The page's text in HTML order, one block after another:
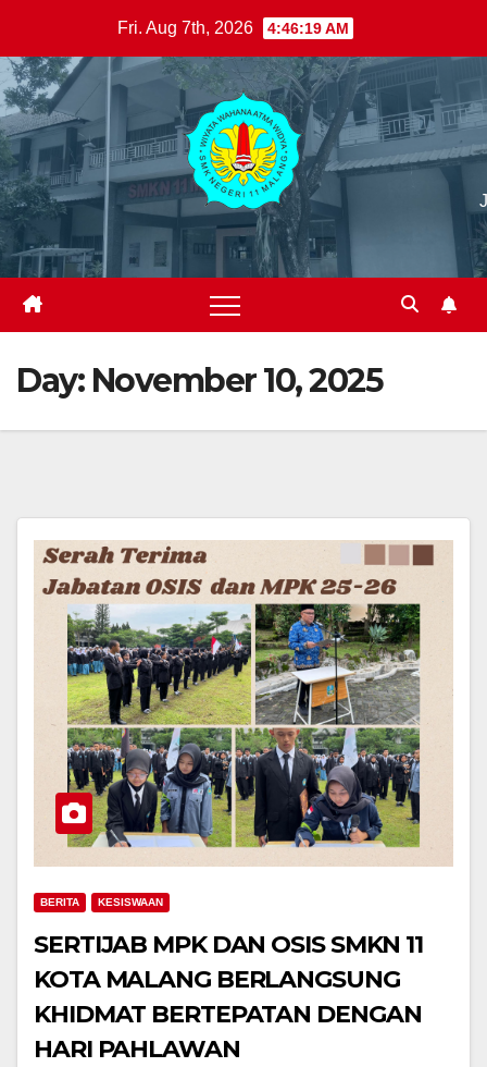
content
Fri. Aug 7th, 2026 4:46:20 AM
Day: November 10, 2025
BERITA KESISWAAN
SERTIJAB MPK DAN OSIS SMKN 11
KOTA MALANG BERLANGSUNG
KHIDMAT BERTEPATAN DENGAN
HARI PAHLAWAN